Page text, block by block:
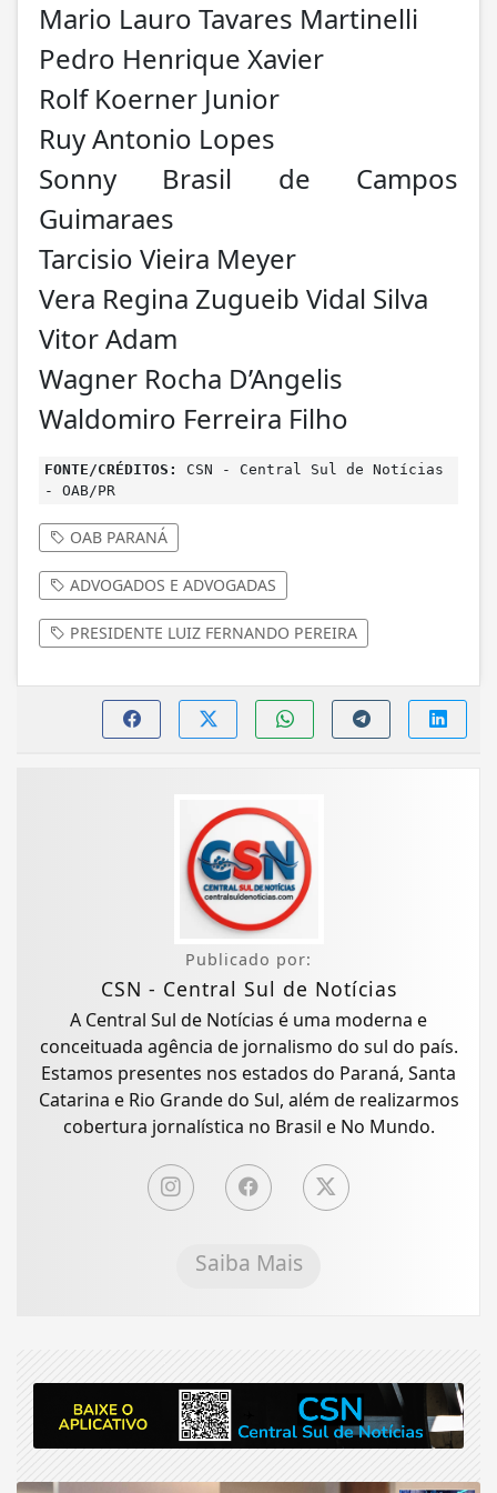
Mario Lauro Tavares Martinelli
Pedro Henrique Xavier
Rolf Koerner Junior
Ruy Antonio Lopes
Sonny Brasil de Campos
Guimaraes
Tarcisio Vieira Meyer
Vera Regina Zugueib Vidal Silva
Vitor Adam
Wagner Rocha D’Angelis
Waldomiro Ferreira Filho
FONTE/CRÉDITOS:
CSN - Central Sul de Notícias
- OAB/PR
OAB PARANÁ
ADVOGADOS E ADVOGADAS
PRESIDENTE LUIZ FERNANDO PEREIRA
Publicado por:
CSN - Central Sul de Notícias
A Central Sul de Notícias é uma moderna e
conceituada agência de jornalismo do sul do país.
Estamos presentes nos estados do Paraná, Santa
Catarina e Rio Grande do Sul, além de realizarmos
cobertura jornalística no Brasil e No Mundo.
Saiba Mais